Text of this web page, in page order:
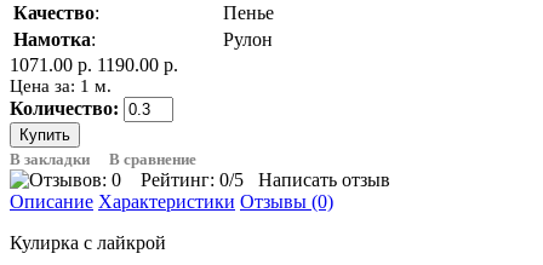
Качество:
Пенье
Намотка:
Рулон
1071.00 р. 1190.00 р.
Цена за: 1 м.
Количество:
В закладки В сравнение
Рейтинг: 0/5
Написать отзыв
Описание Характеристики Отзывы (0)
Кулирка с лайкрой